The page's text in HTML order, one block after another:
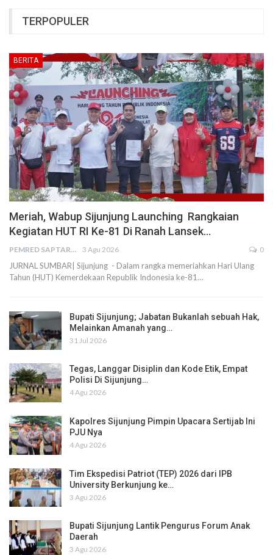
TERPOPULER
BERITA
Meriah, Wabup Sijunjung Launching Rangkaian
Kegiatan HUT RI Ke-81 Di Ranah Lansek…
PEMRED SAPTARIUS 3 Agu 2026 0
JURNAL SUMBAR| Sijunjung - Dalam rangka memeriahkan Hari Ulang
Tahun (HUT) Kemerdekaan Republik Indonesia ke-81…
Bupati Sijunjung; Jabatan Bukanlah sebuah Hak,
Melainkan Amanah yang…
31 Jul 2026
Tegas, Langgar Disiplin dan Kode Etik, Empat
Polisi Di Sijunjung…
4 Agu 2026
Kapolres Sijunjung Pimpin Upacara Sertijab Ini
PJU Nya
4 Agu 2026
Tim Ekspedisi Patriot (TEP) 2026 dari IPB
University Berkunjung ke…
3 Agu 2026
Bupati Sijunjung Lantik Pengurus Forum Anak
Daerah
3 Agu 2026